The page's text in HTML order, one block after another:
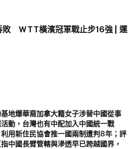
敗 WTT橫濱冠軍戰止步16強 | 運
地爆華裔加拿大籍女子涉替中國從事
活動，台灣也有中配加入中國統一戰
用新住民協會推一國兩制遭判8年；評
中國長臂管轄與滲透早已跨越國界，